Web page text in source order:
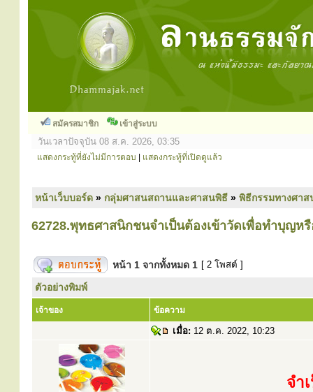
สมัครสมาชิก เข้าสู่ระบบ
วันเวลาปัจจุบัน 08 ส.ค. 2026, 03:35
แสดงกระทู้ที่ยังไม่มีการตอบ แสดงกระทู้ที่เปิดดูแล้ว
หน้าเว็บบอร์ด » กลุ่มศาสนสถานและศาสนพิธี » พิธีกรรมทางศา
62728.พุทธศาสนิกชนจำเป็นต้องเข้าวัดเพื่อทำบุญห
หน้า 1 จากทั้งหมด 1 [ 2 โพสต์ ]
ตัวอย่างพิมพ์
เจ้าของ ข้อความ
เมื่อ: 12 ต.ค. 2022, 10:23
จำ